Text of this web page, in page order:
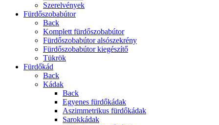
Szerelvények
Fürdőszobabútor
Back
Komplett fürdőszobabútor
Fürdőszobabútor alsószekrény
Fürdőszobabútor kiegészítő
Tükrök
Fürdőkád
Back
Kádak
Back
Egyenes fürdőkádak
Aszimmetrikus fürdőkádak
Sarokkádak